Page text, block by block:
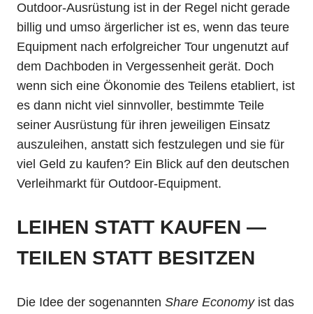
Outdoor-Ausrüstung ist in der Regel nicht gerade
billig und umso ärgerlicher ist es, wenn das teure
Equipment nach erfolgreicher Tour ungenutzt auf
dem Dachboden in Vergessenheit gerät. Doch
wenn sich eine Ökonomie des Teilens etabliert, ist
es dann nicht viel sinnvoller, bestimmte Teile
seiner Ausrüstung für ihren jeweiligen Einsatz
auszuleihen, anstatt sich festzulegen und sie für
viel Geld zu kaufen? Ein Blick auf den deutschen
Verleihmarkt für Outdoor-Equipment.
LEIHEN STATT KAUFEN —
TEILEN STATT BESITZEN
Die Idee der sogenannten Share Economyist das